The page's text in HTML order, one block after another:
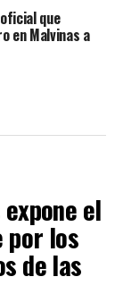
que
en Malvinas a
el
por los
de las